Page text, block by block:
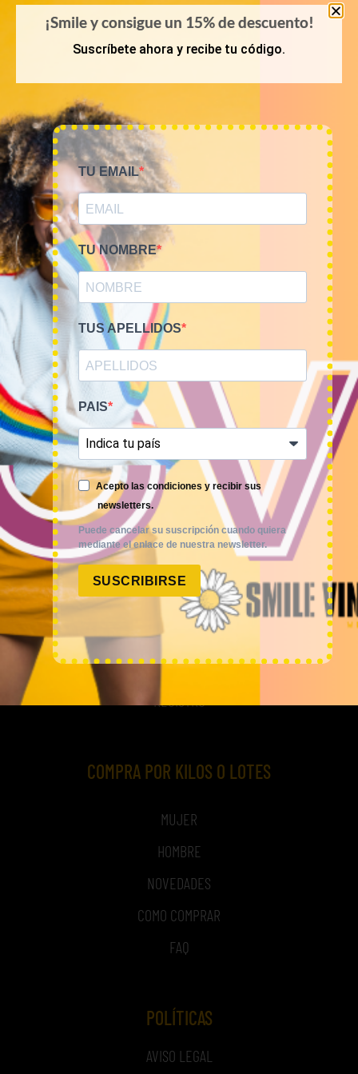
45,00€–180,00€ (sin IVA)
45,00€ –180,00€ (sin IVA)
Smile Vintage es una empresa mayorista con una amplia
trayectoria internacional que cuenta con un equipo
experimentado y especializado en el sector de la moda.
MI CUENTA
ACCESO A MI CUENTA
NOSOTROS
TIME TO SMILE
BLOG
REGISTRO
COMPRA POR KILOS O LOTES
MUJER
HOMBRE
NOVEDADES
COMO COMPRAR
FAQ
POLÍTICAS
AVISO LEGAL
¡Smile y consigue un 15% de descuento!
Suscríbete ahora y recibe tu código.
TU EMAIL
TU NOMBRE
TUS APELLIDOS
PAIS
Acepto las condiciones y recibir sus
newsletters.
Puede cancelar su suscripción cuando quiera
mediante el enlace de nuestra newsletter.
SUSCRIBIRSE